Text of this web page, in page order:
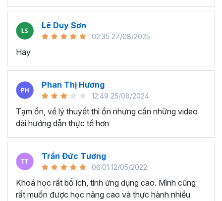
Biết tận dụng các thiết bị có sẵn để nâng cao chất
Nắm được cách sản xuất video trực tiếp trên
smartphone bằng các ứng dụng phổ biến.
Biết cách quay dựng video quảng cáo sản phẩm
cho mục đích thương mại.
cá nhân của riêng bạn.
NHỮNG GÌ HỌC VIÊN LÀM ĐƯỢC SAU KHÓA HỌC
QUAY DỰNG VIDEO CỦA GITIHO
Học viên dựng video giới thiệu về đồ uống
Lê Duy Sơn
02:35 27/08/2025
Hay
Phan Thị Hương
12:49 25/08/2024
Tạm ổn, về lý thuyết thì ổn nhưng cần những video
dài hướng dẫn thực tế hơn
Trần Đức Tương
06:01 12/05/2022
Khoá học rất bổ ích, tính ứng dụng cao. Mình cũng
rất muốn được học nâng cao và thực hành nhiều